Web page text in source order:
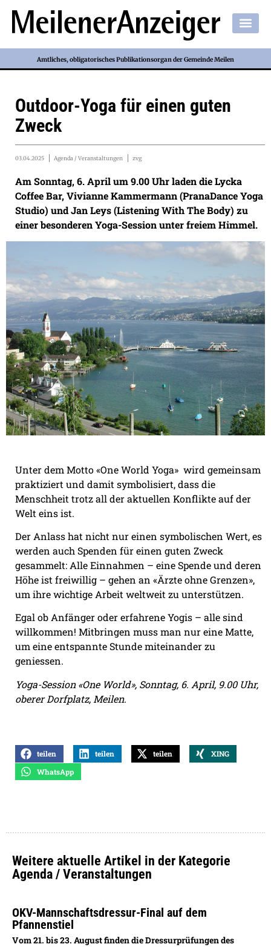
Amtliches, obligatorisches Publikationsorgan der Gemeinde Meilen
Outdoor-Yoga für einen guten
Zweck
03.04.2025 Agenda / Veranstaltungen zvg
Am Sonntag, 6. April um 9.00 Uhr laden die Lycka
Coffee Bar, Vivianne Kammermann (PranaDance Yoga
Studio) und Jan Leys (Listening With The Body) zu
einer besonderen Yoga-Session unter freiem Himmel.
Unter dem Motto «One World Yoga» wird gemeinsam
praktiziert und damit symbolisiert, dass die
Menschheit trotz all der aktuellen Konflikte auf der
Welt eins ist.
Der Anlass hat nicht nur einen symbolischen Wert, es
werden auch Spenden für einen guten Zweck
gesammelt: Alle Einnahmen – eine Spende und deren
Höhe ist freiwillig – gehen an «Ärzte ohne Grenzen»,
um ihre wichtige Arbeit weltweit zu unterstützen.
Egal ob Anfänger oder erfahrene Yogis – alle sind
willkommen! Mitbringen muss man nur eine Matte,
um eine entspannte Stunde miteinander zu
geniessen.
Yoga-Session «One World», Sonntag, 6. April, 9.00 Uhr,
oberer Dorfplatz, Meilen.
teilen teilen teilen
XING
WhatsApp
Weitere aktuelle Artikel in der Kategorie
Agenda / Veranstaltungen
OKV-Mannschaftsdressur-Final auf dem
Pfannenstiel
Vom 21. bis 23. August finden die Dressurprüfungen des